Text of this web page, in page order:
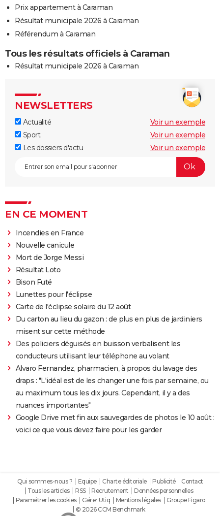
Prix appartement à Caraman
Résultat municipale 2026 à Caraman
Référendum à Caraman
Tous les résultats officiels à Caraman
Résultat municipale 2026 à Caraman
NEWSLETTERS
Actualité
Voir un exemple
Sport
Voir un exemple
Les dossiers d'actu
Voir un exemple
EN CE MOMENT
Incendies en France
Nouvelle canicule
Mort de Jorge Messi
Résultat Loto
Bison Futé
Lunettes pour l'éclipse
Carte de l'éclipse solaire du 12 août
Du carton au lieu du gazon : de plus en plus de jardiniers
misent sur cette méthode
Des policiers déguisés en buisson verbalisent les
conducteurs utilisant leur téléphone au volant
Alvaro Fernandez, pharmacien, à propos du lavage des
draps : "L'idéal est de les changer une fois par semaine, ou
au maximum tous les dix jours. Cependant, il y a des
nuances importantes"
Google Drive met fin aux sauvegardes de photos le 10 août :
voici ce que vous devez faire pour les garder
Qui sommes-nous ? Equipe Charte éditoriale Publicité
Contact
Tous les articles
RSS Recrutement
Données personnelles
Paramétrer les cookies
Gérer Utiq Mentions légales
Groupe Figaro
© 2026 CCM Benchmark